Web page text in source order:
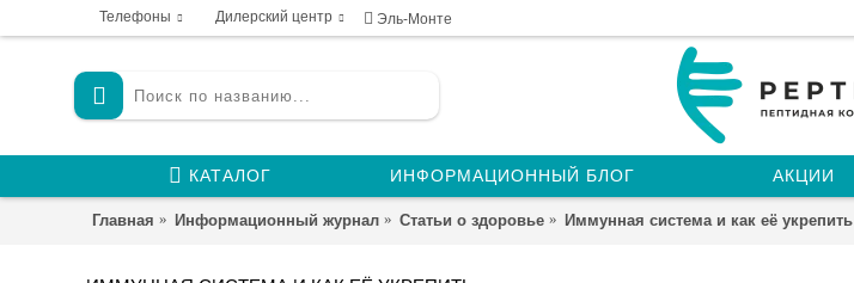
Телефоны Дилерский центр Эль-Монте
КАТАЛОГ ИНФОРМАЦИОННЫЙ БЛОГ АКЦИИ
Главная Информационный журнал Статьи о здоровье Иммунная система и как её укрепить